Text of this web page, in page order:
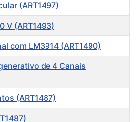
(ART1497)
V (ART1493)
com LM3914 (ART1490)
de 4 Canais
(ART1487)